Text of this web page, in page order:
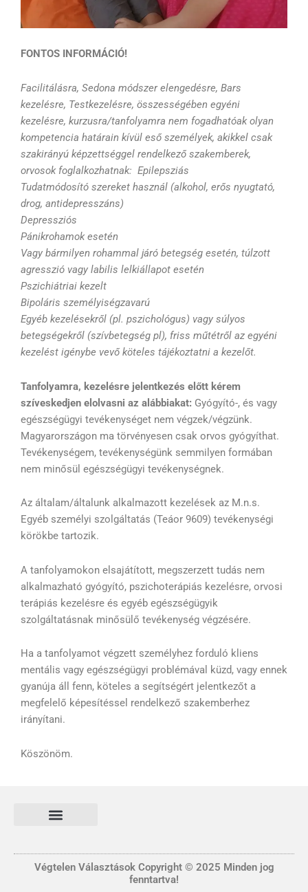
FONTOS INFORMÁCIÓ!
Facilitálásra, Sedona módszer elengedésre, Bars
kezelésre, Testkezelésre, összességében egyéni
kezelésre, kurzusra/tanfolyamra nem fogadhatóak olyan
kompetencia határain kívül eső személyek, akikkel csak
szakirányú képzettséggel rendelkező szakemberek,
orvosok foglalkozhatnak: Epilepsziás
Tudatmódosító szereket használ (alkohol, erős nyugtató,
drog, antidepresszáns)
Depressziós
Pánikrohamok esetén
Vagy bármilyen rohammal járó betegség esetén, túlzott
agresszió vagy labilis lelkiállapot esetén
Pszichiátriai kezelt
Bipoláris személyiségzavarú
Egyéb kezelésekről (pl. pszichológus) vagy súlyos
betegségekről (szívbetegség pl), friss műtétről az egyéni
kezelést igénybe vevő köteles tájékoztatni a kezelőt.
Tanfolyamra, kezelésre jelentkezés előtt kérem
szíveskedjen elolvasni az alábbiakat: Gyógyító-, és vagy
egészségügyi tevékenységet nem végzek/végzünk.
Magyarországon ma törvényesen csak orvos gyógyíthat.
Tevékenységem, tevékenységünk semmilyen formában
nem minősül egészségügyi tevékenységnek.
Az általam/általunk alkalmazott kezelések az M.n.s.
Egyéb személyi szolgáltatás (Teáor 9609) tevékenységi
körökbe tartozik.
A tanfolyamokon elsajátított, megszerzett tudás nem
alkalmazható gyógyító, pszichoterápiás kezelésre, orvosi
terápiás kezelésre és egyéb egészségügyik
szolgáltatásnak minősülő tevékenység végzésére.
Ha a tanfolyamot végzett személyhez forduló kliens
mentális vagy egészségügyi problémával küzd, vagy ennek
gyanúja áll fenn, köteles a segítségért jelentkezőt a
megfelelő képesítéssel rendelkező szakemberhez
irányítani.
Köszönöm.
Végtelen Választások Copyright © 2025 Minden jog
fenntartva!